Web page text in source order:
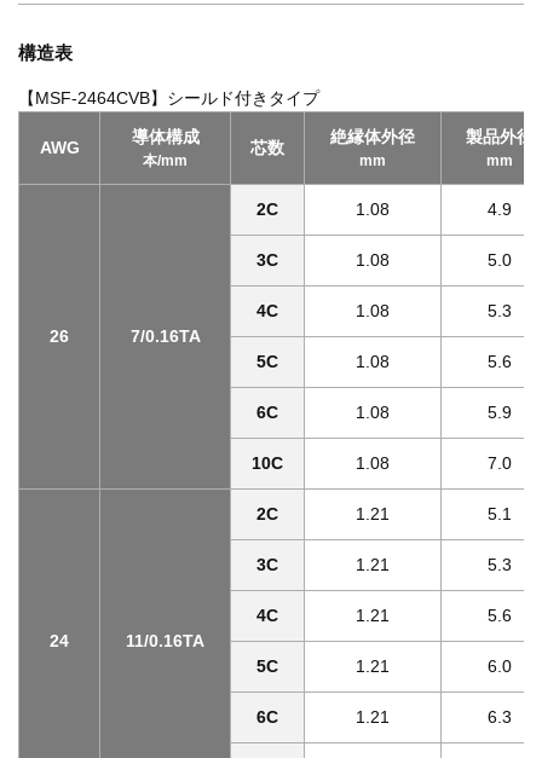
構造表
【MSF-2464CVB】シールド付きタイプ
AWG
導体構成
本/mm
芯数
絶縁体外径
mm
製品外径
mm
26 7/0.16TA
2C 1.08 4.9
3C 1.08 5.0
4C 1.08 5.3
5C 1.08 5.6
6C 1.08 5.9
10C 1.08 7.0
24 11/0.16TA
2C 1.21 5.1
3C 1.21 5.3
4C 1.21 5.6
5C 1.21 6.0
6C 1.21 6.3